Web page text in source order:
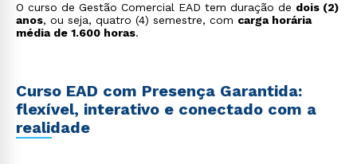
O curso de Gestão Comercial EAD tem duração de dois (2)
anos, ou seja, quatro (4) semestre, com carga horária
média de 1.600 horas.
Curso EAD com Presença Garantida:
flexível, interativo e conectado com a
realidade